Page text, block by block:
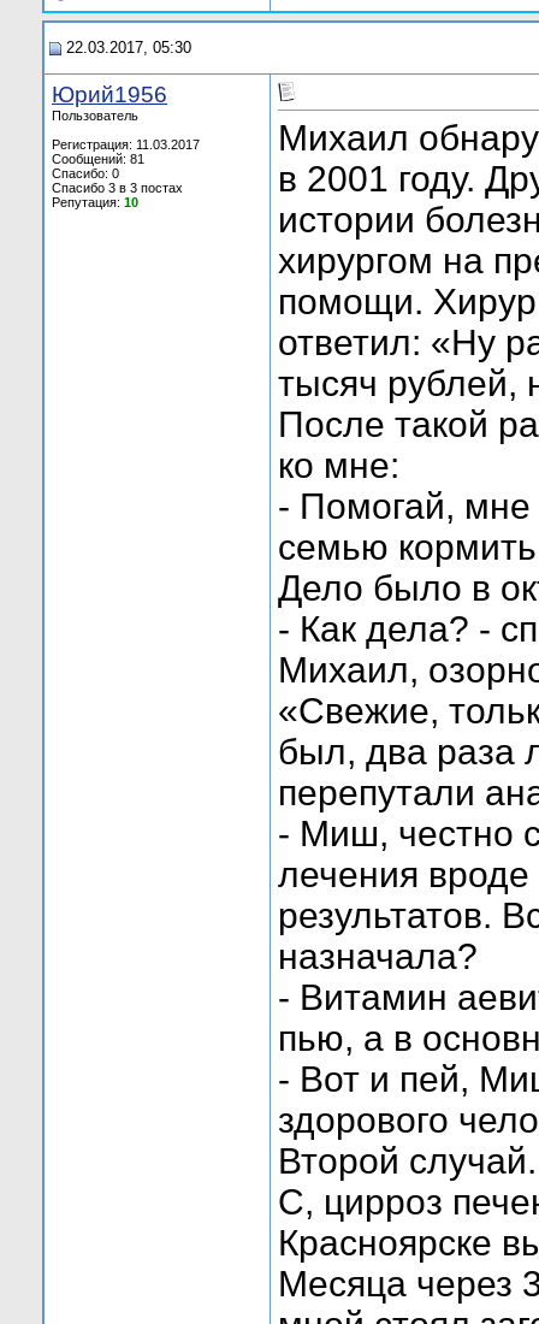
22.03.2017, 05:30
Юрий1956
Пользователь
Регистрация: 11.03.2017
Сообщений: 81
Спасибо: 0
Спасибо 3 в 3 постах
Репутация: 10
Михаил
в 2001 году.
истории
хирургом на
помощи.
ответил: «Ну
тысяч рублей,
После такой
ко мне:
- Помогай, мне
семью
Дело было в
- Как дела? -
Михаил,
«Свежие,
был, два раза
перепутали
- Миш, честно
лечения
результатов.
назначала?
- Витамин
пью, а в
- Вот и пей,
здорового
Второй
С, цирроз
Красноярске
Месяца через